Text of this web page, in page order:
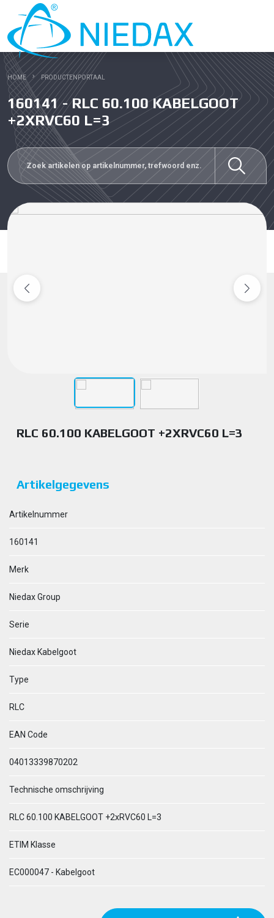
HOME PRODUCTENPORTAAL
160141 - RLC 60.100 KABELGOOT
+2XRVC60 L=3
RLC 60.100 KABELGOOT +2XRVC60 L=3
Artikelgegevens
Artikelnummer
160141
Merk
Niedax Group
Serie
Niedax Kabelgoot
Type
RLC
EAN Code
04013339870202
Technische omschrijving
RLC 60.100 KABELGOOT +2xRVC60 L=3
ETIM Klasse
EC000047 - Kabelgoot